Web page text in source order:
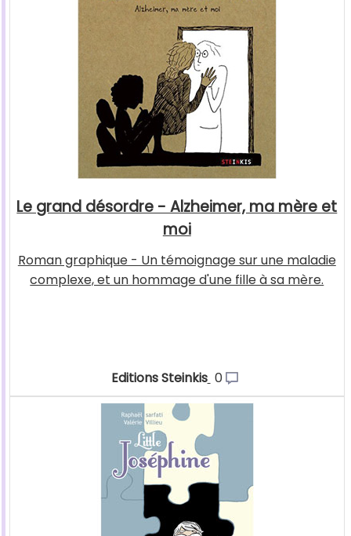
Le grand désordre - Alzheimer, ma mère et
moi
Roman graphique - Un témoignage sur une maladie
complexe, et un hommage d'une fille à sa mère.
Editions Steinkis 0